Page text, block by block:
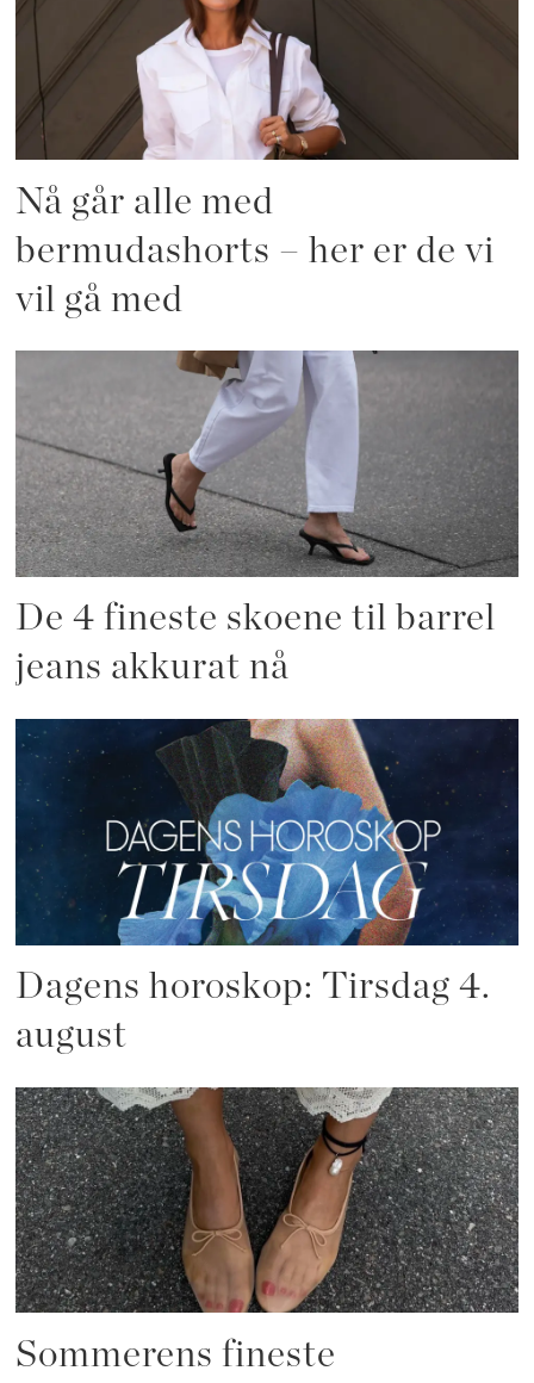
Nå går alle med
bermudashorts – her er de vi
vil gå med
De 4 fineste skoene til barrel
jeans akkurat nå
Dagens horoskop: Tirsdag 4.
august
Sommerens fineste